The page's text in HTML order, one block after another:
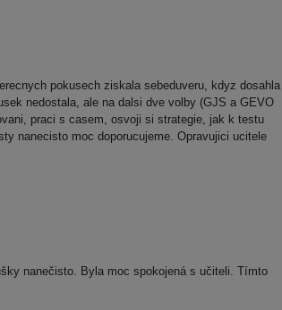
pokusech ziskala sebeduveru, kdyz dosahla
nedostala, ale na dalsi dve volby (GJS a GEVO
praci s casem, osvoji si strategie, jak k testu
nanecisto moc doporucujeme. Opravujici ucitele
nanečisto. Byla moc spokojená s učiteli. Tímto